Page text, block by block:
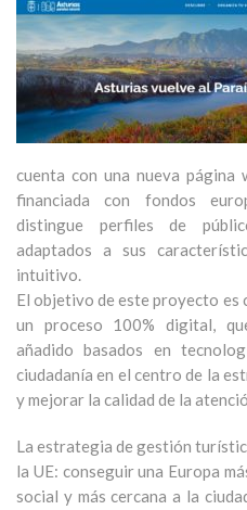
cuenta con una nueva página
financiada con fondos
distingue perfiles de
adaptados a sus
intuitivo.
El objetivo de este proyecto
un proceso 100% digital,
añadido basados en
ciudadanía en el centro de la
y mejorar la calidad de la
La estrategia de gestión
la UE: conseguir una Europa
social y más cercana a la